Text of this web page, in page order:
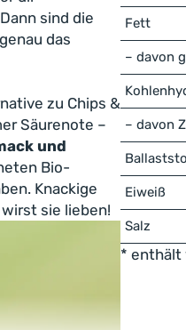
sind die
genau das
zu Chips &
Säurenote –
und
Bio-
Knackige
sie lieben!
Fett
– davon
– davon
Eiweiß
Salz
* enthält